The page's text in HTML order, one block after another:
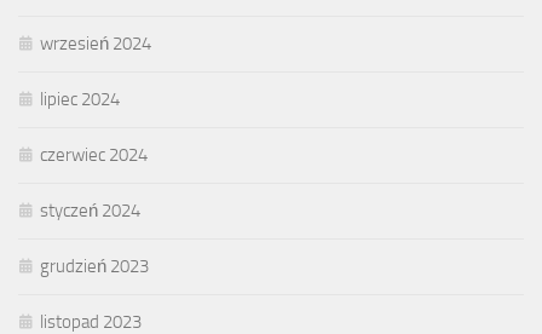
wrzesień 2024
lipiec 2024
czerwiec 2024
styczeń 2024
grudzień 2023
listopad 2023